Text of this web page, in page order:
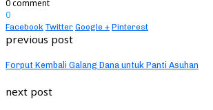
0 comment
0
Facebook Twitter Google + Pinterest
previous post
Forput Kembali Galang Dana untuk Panti Asuhan
next post